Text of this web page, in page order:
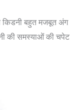
किडनी बहुत मजबूत अंग
की समस्याओं की चपेट